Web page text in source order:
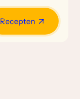
Recepten